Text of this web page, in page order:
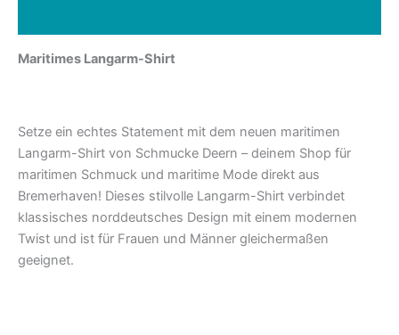
Maritimes Langarm-Shirt
Setze ein echtes Statement mit dem neuen maritimen
Langarm-Shirt von Schmucke Deern – deinem Shop für
maritimen Schmuck und maritime Mode direkt aus
Bremerhaven! Dieses stilvolle Langarm-Shirt verbindet
klassisches norddeutsches Design mit einem modernen
Twist und ist für Frauen und Männer gleichermaßen
geeignet.